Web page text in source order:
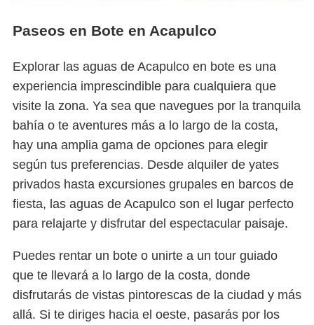
Paseos en Bote en Acapulco
Explorar las aguas de Acapulco en bote es una
experiencia imprescindible para cualquiera que
visite la zona. Ya sea que navegues por la tranquila
bahía o te aventures más a lo largo de la costa,
hay una amplia gama de opciones para elegir
según tus preferencias. Desde alquiler de yates
privados hasta excursiones grupales en barcos de
fiesta, las aguas de Acapulco son el lugar perfecto
para relajarte y disfrutar del espectacular paisaje.
Puedes rentar un bote o unirte a un tour guiado
que te llevará a lo largo de la costa, donde
disfrutarás de vistas pintorescas de la ciudad y más
allá. Si te diriges hacia el oeste, pasarás por los